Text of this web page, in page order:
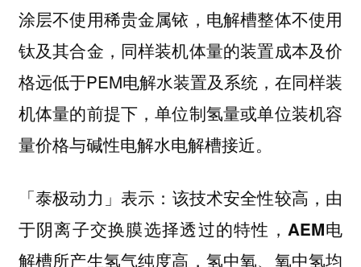
涂层不使用稀贵金属铱，电解槽整体不使用
钛及其合金，同样装机体量的装置成本及价
格远低于PEM电解水装置及系统，在同样装
机体量的前提下，单位制氢量或单位装机容
量价格与碱性电解水电解槽接近。
「泰极动力」表示： 该技术安全性较高，由
于阴离子交换膜选择透过的特性，AEM电
解槽所产生氢气纯度高，氢中氧、氧中氢均